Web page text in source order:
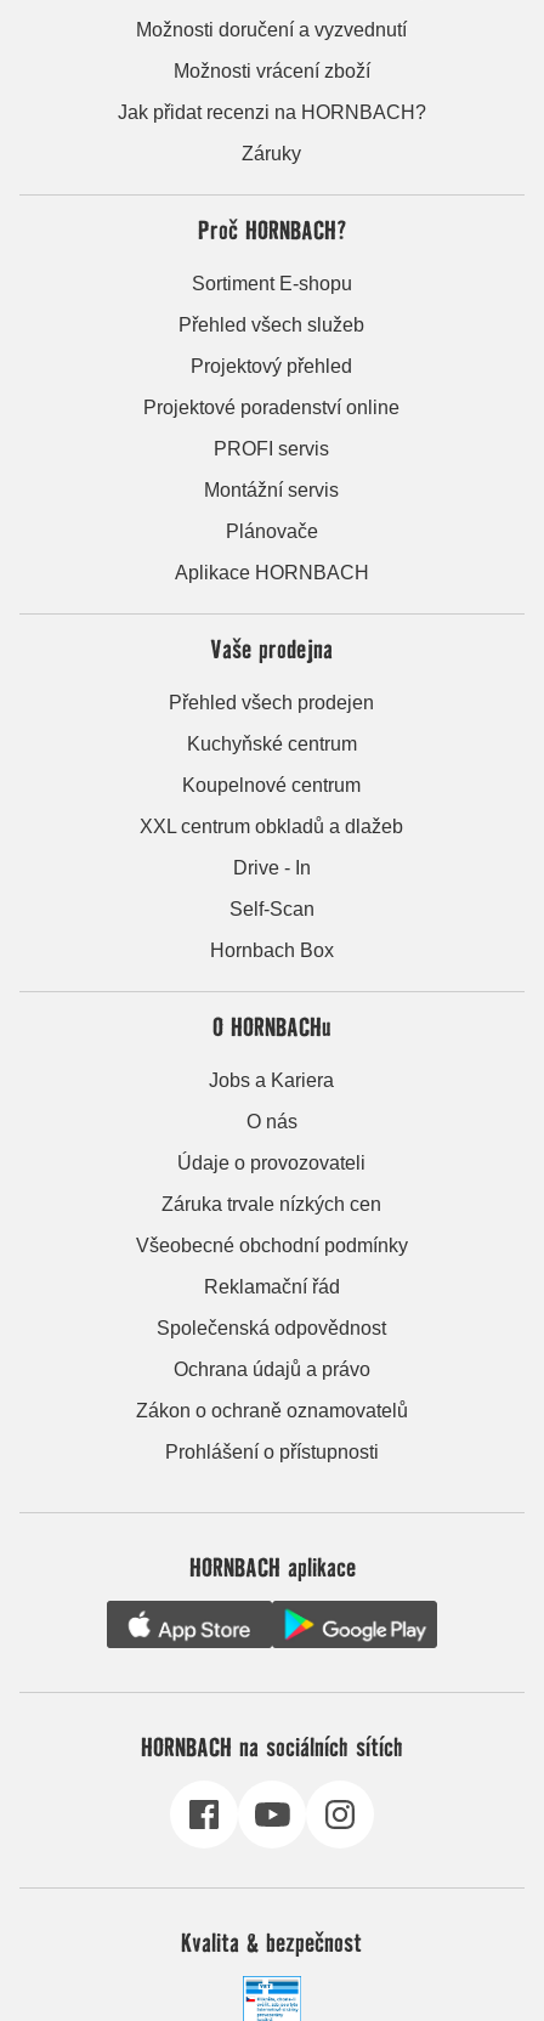
Možnosti doručení a vyzvednutí
Možnosti vrácení zboží
Jak přidat recenzi na HORNBACH?
Záruky
Proč HORNBACH?
Sortiment E-shopu
Přehled všech služeb
Projektový přehled
Projektové poradenství online
PROFI servis
Montážní servis
Plánovače
Aplikace HORNBACH
Vaše prodejna
Přehled všech prodejen
Kuchyňské centrum
Koupelnové centrum
XXL centrum obkladů a dlažeb
Drive - In
Self-Scan
Hornbach Box
O HORNBACHu
Jobs a Kariera
O nás
Údaje o provozovateli
Záruka trvale nízkých cen
Všeobecné obchodní podmínky
Reklamační řád
Společenská odpovědnost
Ochrana údajů a právo
Zákon o ochraně oznamovatelů
Prohlášení o přístupnosti
HORNBACH aplikace
HORNBACH na sociálních sítích
Kvalita & bezpečnost